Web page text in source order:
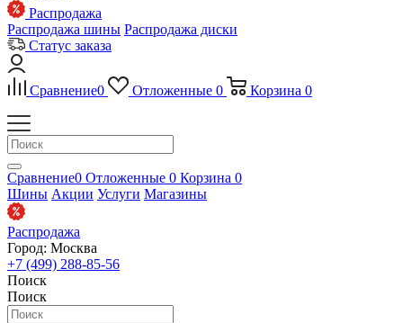
Распродажа
Распродажа шины Распродажа диски
Статус заказа
Сравнение0 Отложенные 0 Корзина 0
Сравнение0 Отложенные 0 Корзина 0
Шины Акции Услуги Магазины
Распродажа
Город: Москва
+7 (499) 288-85-56
Поиск
Поиск